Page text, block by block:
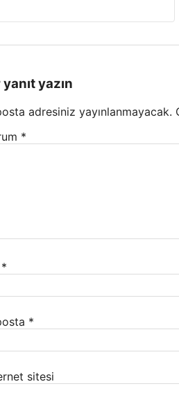
yanıt yazın
adresiniz yayınlanmayacak.
*
*
*
sitesi